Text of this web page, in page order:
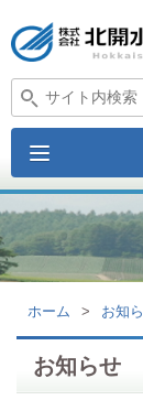
ホーム > お知
お知らせ